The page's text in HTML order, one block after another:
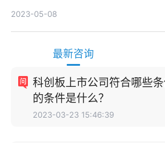
2023-05-08
最新咨询
科创板上市公司符合哪些
的条件是什么？
2023-03-23 15:46:39